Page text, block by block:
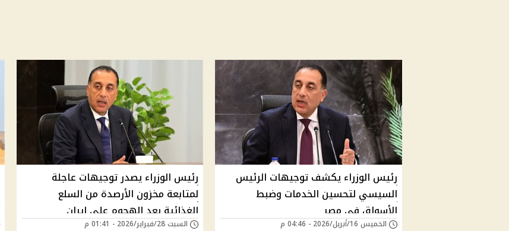
رئيس الوزراء يكشف توجيهات الرئيس
السيسي لتحسين الخدمات وضبط
الأسواق في مصر
الخميس 16/أبريل/2026 - 04:46 م
رئيس الوزراء يصدر توجيهات عاجلة
لمتابعة مخزون الأرصدة من السلع
الغذائية بعد الهجوم على إيران
السبت 28/فبراير/2026 - 01:41 م